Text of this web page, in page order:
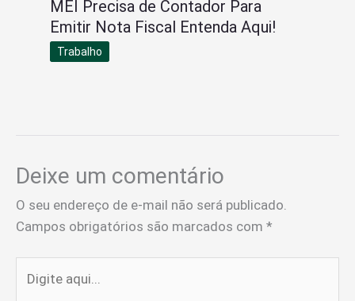
MEI Precisa de Contador Para
Emitir Nota Fiscal Entenda Aqui!
Trabalho
Deixe um comentário
O seu endereço de e-mail não será publicado.
Campos obrigatórios são marcados com *
aqui...